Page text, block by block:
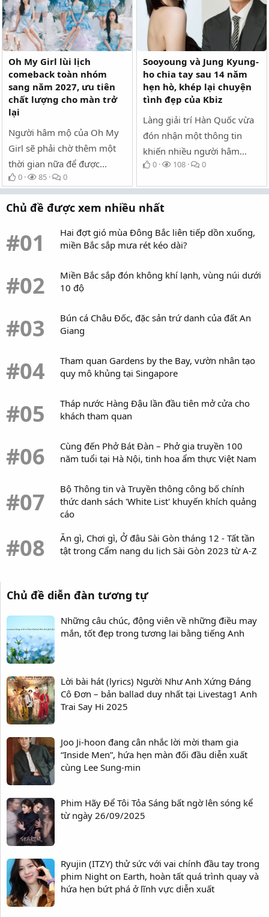
Sự kiện dự kiến quy tụ 3.000 khán giả được lựa chọn thông
qua hình thức bốc thăm miễn phí. Không chỉ đơn thuần là
buổi biểu diễn ra mắt, showcase còn được xem là cơ hội để
AEN giới thiệu màu sắc âm nhạc, khả năng trình diễn và định
hướng hoạt động trong tương lai đến người hâm mộ.
Đáng chú ý, phần tổng đạo diễn của showcase lần này sẽ do
Seishiro đảm nhiệm. Anh là biên đạo và đạo diễn sân khấu
nổi tiếng tại Nhật Bản, được đánh giá cao nhờ khả năng xây
dựng những màn trình diễn giàu tính nghệ thuật cùng phong
cách dàn dựng sáng tạo. Việc Seishiro tham gia vào dự án
ngay từ giai đoạn đầu cho thấy mức độ đầu tư nghiêm túc
của Starship và Amuse đối với nhóm nhạc tân binh này.
AEN sẽ tổ chức showcase ra mắt vào cuối tháng 6 này (Ảnh:
Internet)
Trong bối cảnh làn sóng hợp tác giữa các công ty giải trí Hàn
Quốc và Nhật Bản ngày càng phát triển mạnh mẽ, AEN được
thị trường. Không chỉ hướng đến khán giả tại Hàn Quốc và
Nhật Bản, nhóm còn đặt mục tiêu mở rộng sức ảnh hưởng ra
toàn châu Á và xa hơn là thị trường toàn cầu.
Với sự hậu thuẫn từ hai “ông lớn” của ngành giải trí, đội hình
đa quốc tịch cùng chiến lược phát triển quốc tế ngay từ khi ra
trong những tân binh đáng chú ý nhất của K-pop trong năm
2026. Showcase đầu tiên vào cuối tháng 6 tới đây sẽ là cột
toàn cầu của nhóm nhạc nam thế hệ mới này.
Một số nội dung khác tại BlogAnChoi:
Kim Jaejoong tiết lộ hành vi giống sasaeng của bạn gái cũ là
nguyên nhân chia tay
Top 15 bộ phim Hàn Quốc được chuyển thể từ webtoon hay
nhất
Oh My Girl lùi lịch
comeback toàn nhóm
sang năm 2027, ưu tiên
chất lượng cho màn trở
lại
Người hâm mộ của Oh My
Girl sẽ phải chờ thêm một
thời gian nữa để được...
0 85 0
Sooyoung và Jung Kyung-
ho chia tay sau 14 năm
hẹn hò, khép lại chuyện
tình đẹp của Kbiz
Làng giải trí Hàn Quốc vừa
đón nhận một thông tin
khiến nhiều người hâm...
0 108 0
Chủ đề được xem nhiều nhất
#01
Hai đợt gió mùa Đông Bắc liên tiếp dồn xuống,
miền Bắc sắp mưa rét kéo dài?
#02
Miền Bắc sắp đón không khí lạnh, vùng núi dưới
10 độ
#03
Bún cá Châu Đốc, đặc sản trứ danh của đất An
Giang
#04
Tham quan Gardens by the Bay, vườn nhân tạo
quy mô khủng tại Singapore
#05
Tháp nước Hàng Đậu lần đầu tiên mở cửa cho
khách tham quan
#06
Cùng đến Phở Bát Đàn – Phở gia truyền 100
năm tuổi tại Hà Nội, tinh hoa ẩm thực Việt Nam
#07
Bộ Thông tin và Truyền thông công bố chính
thức danh sách 'White List' khuyến khích quảng
cáo
#08
Ăn gì, Chơi gì, Ở đâu Sài Gòn tháng 12 - Tất tần
tật trong Cẩm nang du lịch Sài Gòn 2023 từ A-Z
Chủ đề diễn đàn tương tự
Những câu chúc, động viên về những điều may
mắn, tốt đẹp trong tương lai bằng tiếng Anh
Lời bài hát (lyrics) Người Như Anh Xứng Đáng
Cô Đơn – bản ballad duy nhất tại Livestag1 Anh
Trai Say Hi 2025
Joo Ji-hoon đang cân nhắc lời mời tham gia
“Inside Men”, hứa hẹn màn đối đầu diễn xuất
cùng Lee Sung-min
Phim Hãy Để Tôi Tỏa Sáng bất ngờ lên sóng kể
từ ngày 26/09/2025
Ryujin (ITZY) thử sức với vai chính đầu tay trong
phim Night on Earth, hoàn tất quá trình quay và
hứa hẹn bứt phá ở lĩnh vực diễn xuất